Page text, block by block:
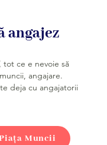
angajez
tot ce e nevoie să
angajare.
deja cu angajatorii
Muncii